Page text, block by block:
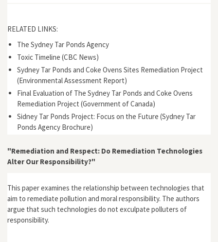
RELATED LINKS:
The Sydney Tar Ponds Agency
Toxic Timeline (CBC News)
Sydney Tar Ponds and Coke Ovens Sites Remediation Project
(Environmental Assessment Report)
Final Evaluation of The Sydney Tar Ponds and Coke Ovens
Remediation Project (Government of Canada)
Sidney Tar Ponds Project: Focus on the Future (Sydney Tar
Ponds Agency Brochure)
"Remediation and Respect: Do Remediation Technologies
Alter Our Responsibility?"
This paper examines the relationship between technologies that
aim to remediate pollution and moral responsibility. The authors
argue that such technologies do not exculpate polluters of
responsibility.